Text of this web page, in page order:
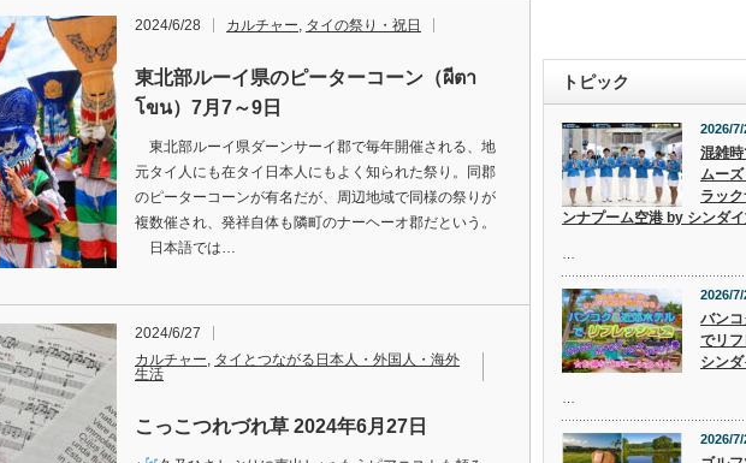
2024/6/28 カルチャー, タイの祭り・祝日
東北部ルーイ県のピーターコーン（ผีตา
โขน）7月7～9日
東北部ルーイ県ダーンサーイ郡で毎年開催される、地
元タイ人にも在タイ日本人にもよく知られた祭り。同郡
のピーターコーンが有名だが、周辺地域で同様の祭りが
複数催され、発祥自体も隣町のナーヘーオ郡だという。
日本語では…
2024/6/27
カルチャー, タイとつながる日本人・外国人・海外
生活
こっこつれづれ草 2024年6月27日
トピック
2026/7/
混雑
ムー
ラッ
ンナプーム空港 by シンダ
2026/7/
バン
でリ
シン
2026/7/